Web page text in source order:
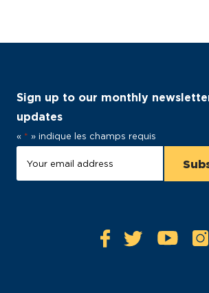
Sign up to our monthly
updates
« * » indique les champs requis